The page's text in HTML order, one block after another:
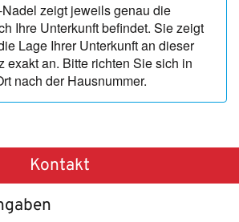
zeigt jeweils genau die
Ihre Unterkunft befindet. Sie zeigt
Lage Ihrer Unterkunft an dieser
exakt an. Bitte richten Sie sich in
nach der Hausnummer.
Kontakt